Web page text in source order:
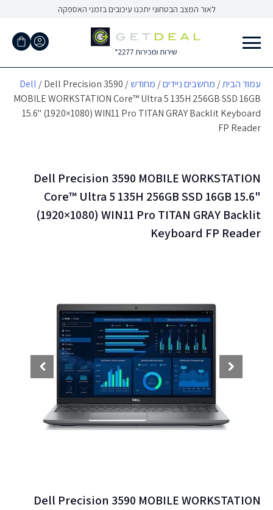
content
לאור המצב הבטחוני יתכנו עיכובים בזמני האספקה
עמוד הבית/ מחשבים ניידים/ מחודש/
Dell / Dell Precision 3590
MOBILE WORKSTATION Core™ Ultra 5 135H 256GB SSD 16GB
15.6" (1920×1080) WIN11 Pro TITAN GRAY Backlit Keyboard
FP Reader
Dell Precision 3590 MOBILE WORKSTATION
Core™ Ultra 5 135H 256GB SSD 16GB 15.6"
(1920×1080) WIN11 Pro TITAN GRAY Backlit
Keyboard FP Reader
Dell Precision 3590 MOBILE WORKSTATION